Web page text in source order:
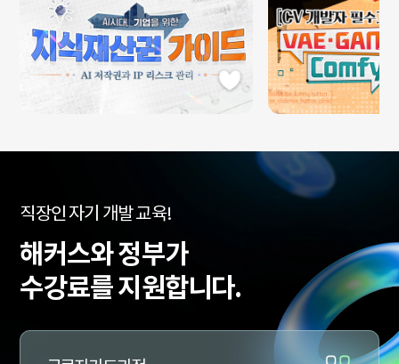
수
료
지
원
과
의
직장인 자기 개발 교육!
해커스와 정부가
수강료를 지원합니다.